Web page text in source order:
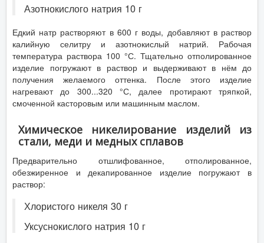
Азотнокислого натрия 10 г
Едкий натр растворяют в 600 г воды, добавляют в раствор
калийную селитру и азотнокислый натрий. Рабочая
температура раствора 100 °С. Тщательно отполированное
изделие погружают в раствор и выдерживают в нём до
получения желаемого оттенка. После этого изделие
нагревают до 300...320 °С, далее протирают тряпкой,
смоченной касторовым или машинным маслом.
Химическое никелирование изделий из
стали, меди и медных сплавов
Предварительно отшлифованное, отполированное,
обезжиренное и декапированное изделие погружают в
раствор:
Хлористого никеля 30 г
Уксуснокислого натрия 10 г